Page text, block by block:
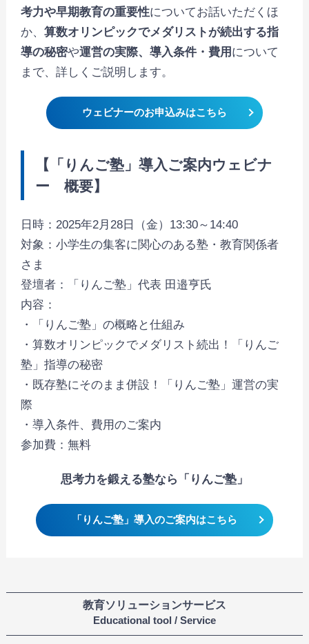
考力や早期教育の重要性についてお話いただくほ
か、算数オリンピックでメダリストが続出する指
導の秘密や運営の実際、導入条件・費用 について
まで、詳しくご説明します。
ウェビナーのお申込みはこちら
【「りんご塾」導入ご案内ウェビナ
ー 概要】
日時：2025年2月28日（金）13:30～14:40
対象：小学生の集客に関心のある塾・教育関係者
さま
登壇者：「りんご塾」代表 田邉亨氏
内容：
・「りんご塾」の概略と仕組み
・算数オリンピックでメダリスト続出！「りんご
塾」指導の秘密
・既存塾にそのまま併設！「りんご塾」運営の実
際
・導入条件、費用のご案内
参加費：無料
思考力を鍛える塾なら「りんご塾」
「りんご塾」導入のご案内はこちら
教育ソリューションサービス
Educational tool / Service